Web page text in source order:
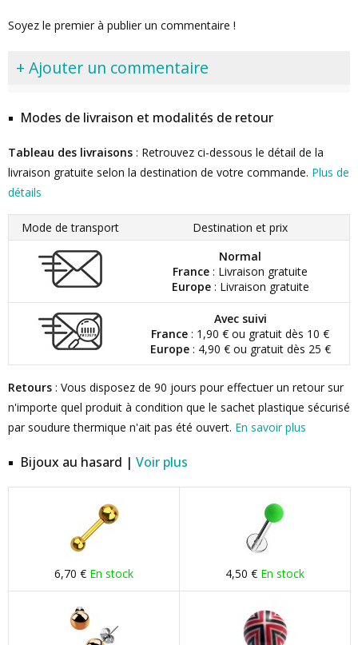
Soyez le premier à publier un commentaire !
+ Ajouter un commentaire
Modes de livraison et modalités de retour
Tableau des livraisons : Retrouvez ci-dessous le détail de la
livraison gratuite selon la destination de votre commande. Plus de
détails
Mode de transport
Destination et prix
Normal
France : Livraison gratuite
Europe: Livraison gratuite
Avec suivi
France : 1,90 € ou gratuit dès 10 €
Europe: 4,90 € ou gratuit dès 25 €
Retours : Vous disposez de 90 jours pour effectuer un retour sur
n'importe quel produit à condition que le sachet plastique sécurisé
par soudure thermique n'ait pas été ouvert. En savoir plus
Bijoux au hasard | Voir plus
6,70 € En stock 4,50 € En stock